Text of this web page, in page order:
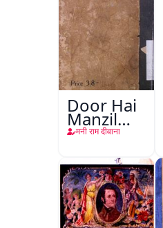
Door Hai
Manzil
Teri
मनी राम दीवाना